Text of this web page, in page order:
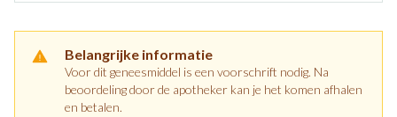
Belangrijke informatie
Voor dit geneesmiddel is een voorschrift nodig. Na
beoordeling door de apotheker kan je het komen afhalen
en betalen.